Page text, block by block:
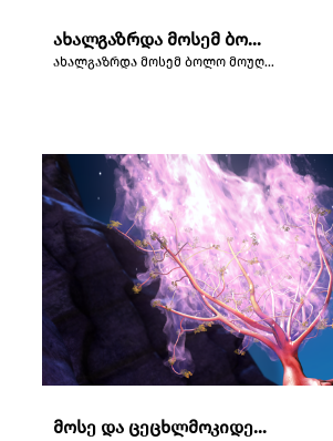
ახალგაზრდა მოსემ ბოლო მოუღო ეგვიპტელს
ახალგაზრდა მოსემ ბოლო მოუღო ეგვიპტელს
მოსე და ცეცხლმოკიდებული ბუჩქი.